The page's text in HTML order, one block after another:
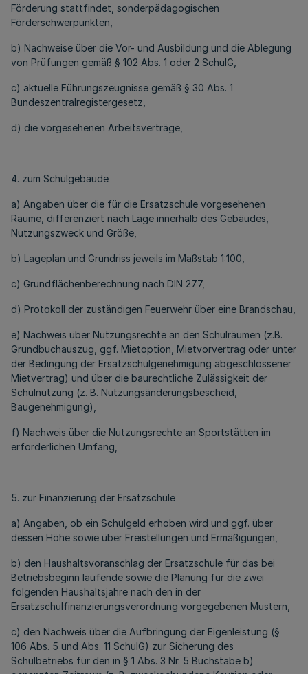
Förderung stattfindet, sonderpädagogischen
Förderschwerpunkten,
b) Nachweise über die Vor- und Ausbildung und die Ablegung
von Prüfungen gemäß § 102 Abs. 1 oder 2 SchulG,
c) aktuelle Führungszeugnisse gemäß § 30 Abs. 1
Bundeszentralregistergesetz,
d) die vorgesehenen Arbeitsverträge,
4. zum Schulgebäude
a) Angaben über die für die Ersatzschule vorgesehenen
Räume, differenziert nach Lage innerhalb des Gebäudes,
Nutzungszweck und Größe,
b) Lageplan und Grundriss jeweils im Maßstab 1:100,
c) Grundflächenberechnung nach DIN 277,
d) Protokoll der zuständigen Feuerwehr über eine Brandschau,
e) Nachweis über Nutzungsrechte an den Schulräumen (z.B.
Grundbuchauszug, ggf. Mietoption, Mietvorvertrag oder unter
der Bedingung der Ersatzschulgenehmigung abgeschlossener
Mietvertrag) und über die baurechtliche Zulässigkeit der
Schulnutzung (z. B. Nutzungsänderungsbescheid,
Baugenehmigung),
f) Nachweis über die Nutzungsrechte an Sportstätten im
erforderlichen Umfang,
5. zur Finanzierung der Ersatzschule
a) Angaben, ob ein Schulgeld erhoben wird und ggf. über
dessen Höhe sowie über Freistellungen und Ermäßigungen,
b) den Haushaltsvoranschlag der Ersatzschule für das bei
Betriebsbeginn laufende sowie die Planung für die zwei
folgenden Haushaltsjahre nach den in der
Ersatzschulfinanzierungsverordnung vorgegebenen Mustern,
c) den Nachweis über die Aufbringung der Eigenleistung (§
106 Abs. 5 und Abs. 11 SchulG) zur Sicherung des
Schulbetriebs für den in § 1 Abs. 3 Nr. 5 Buchstabe b)